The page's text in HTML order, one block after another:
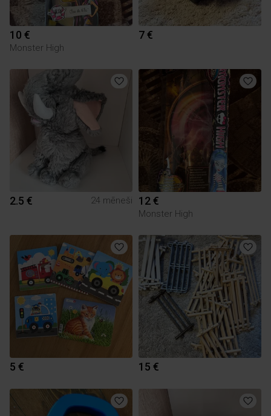
10 €
Monster High
7 €
2.5 € 24 mēneši 12 €
Monster High
5 € 15 €